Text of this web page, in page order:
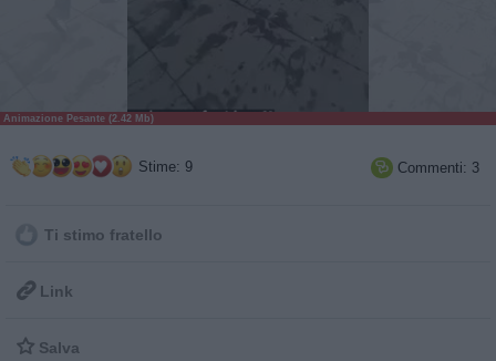
Animazione Pesante (2.42 Mb)
Stime: 9  Commenti: 3
Ti stimo fratello
 Link
 Salva